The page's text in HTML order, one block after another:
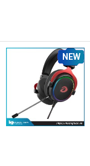
NEW